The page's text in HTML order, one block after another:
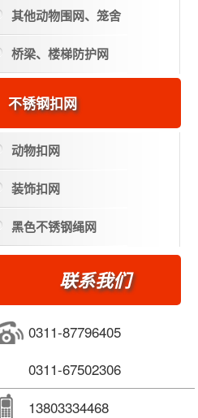
其他动物围网、笼舍
桥梁、楼梯防护网
不锈钢扣网
动物扣网
装饰扣网
黑色不锈钢绳网
联系我们
0311-87796405
0311-67502306
13803334468